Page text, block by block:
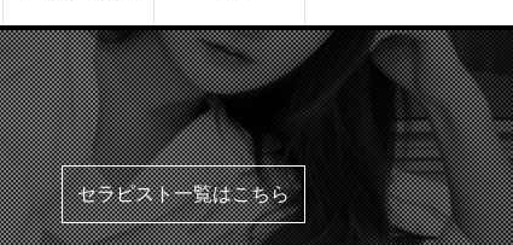
セラピスト一覧はこちら